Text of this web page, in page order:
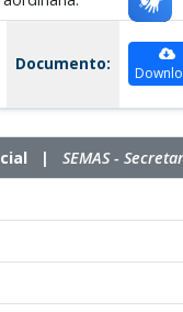
Documento:
| SEMAS -